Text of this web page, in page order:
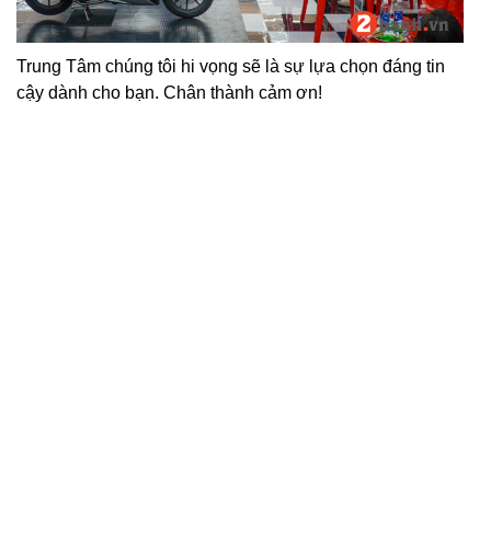
Trung Tâm chúng tôi hi vọng sẽ là sự lựa chọn đáng tin
cậy dành cho bạn. Chân thành cảm ơn!